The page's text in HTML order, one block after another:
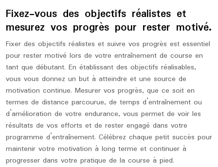
Fixez-vous des objectifs réalistes et
mesurez vos progrès pour rester motivé.
Fixer des objectifs réalistes et suivre vos progrès est essentiel
pour rester motivé lors de votre entraînement de course en
tant que débutant. En établissant des objectifs réalisables,
vous vous donnez un but à atteindre et une source de
motivation continue. Mesurer vos progrès, que ce soit en
termes de distance parcourue, de temps d’entraînement ou
d’amélioration de votre endurance, vous permet de voir les
résultats de vos efforts et de rester engagé dans votre
programme d’entraînement. Célébrez chaque petit succès pour
maintenir votre motivation à long terme et continuer à
progresser dans votre pratique de la course à pied.